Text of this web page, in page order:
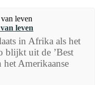
leven
in Afrika als het
blijkt uit de ’Best
Amerikaanse